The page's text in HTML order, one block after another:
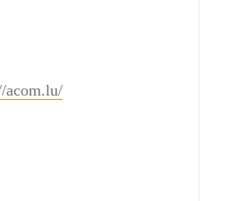
acom.lu/